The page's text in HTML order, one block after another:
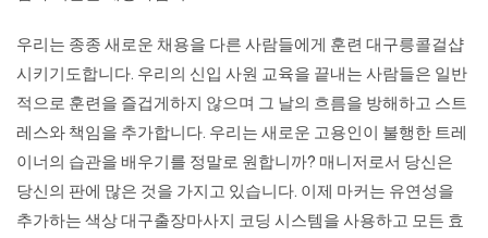
우리는 종종 새로운 채용을 다른 사람들에게 훈련 대구릉콜걸샵
시키기도합니다. 우리의 신입 사원 교육을 끝내는 사람들은 일반
적으로 훈련을 즐겁게하지 않으며 그 날의 흐름을 방해하고 스트
레스와 책임을 추가합니다. 우리는 새로운 고용인이 불행한 트레
이너의 습관을 배우기를 정말로 원합니까? 매니저로서 당신은
당신의 판에 많은 것을 가지고 있습니다. 이제 마커는 유연성을
추가하는 색상 대구출장마사지 코딩 시스템을 사용하고 모든 효